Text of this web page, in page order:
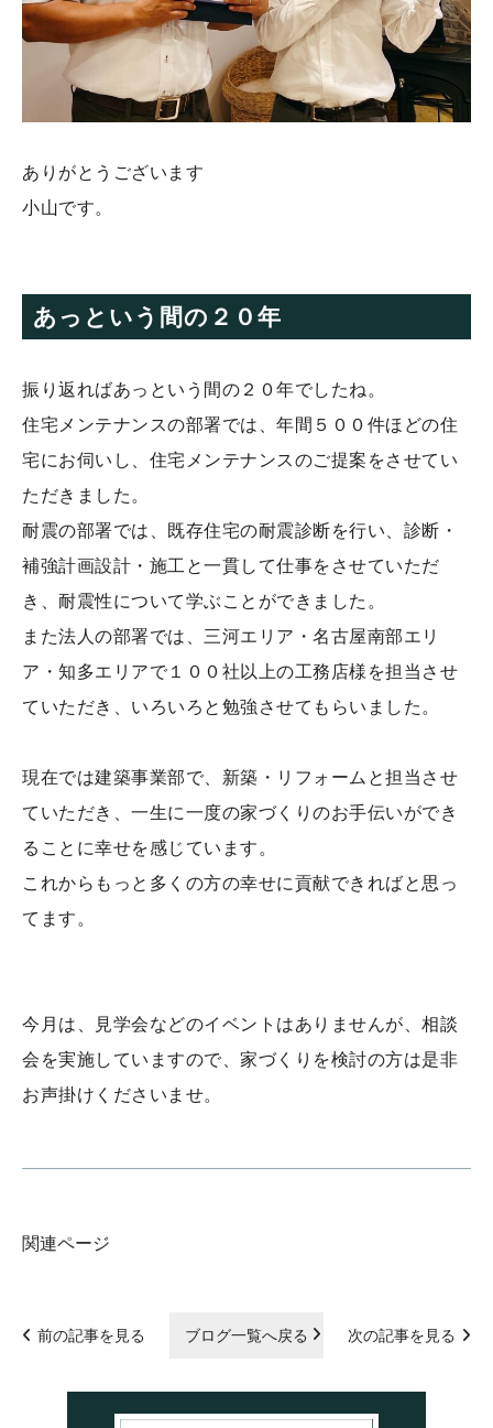
ありがとうございます
小山です。
あっという間の２０年
振り返ればあっという間の２０年でしたね。
住宅メンテナンスの部署では、年間５００件ほどの住
宅にお伺いし、住宅メンテナンスのご提案をさせてい
ただきました。
耐震の部署では、既存住宅の耐震診断を行い、診断・
補強計画設計・施工と一貫して仕事をさせていただ
き、耐震性について学ぶことができました。
また法人の部署では、三河エリア・名古屋南部エリ
ア・知多エリアで１００社以上の工務店様を担当させ
ていただき、いろいろと勉強させてもらいました。
現在では建築事業部で、新築・リフォームと担当させ
ていただき、一生に一度の家づくりのお手伝いができ
ることに幸せを感じています。
これからもっと多くの方の幸せに貢献できればと思っ
てます。
今月は、見学会などのイベントはありませんが、相談
会を実施していますので、家づくりを検討の方は是非
お声掛けくださいませ。
関連ページ
前の記事を見る ブログ一覧へ戻る 次の記事を見る